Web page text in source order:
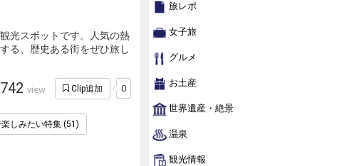
光スポットです。人気の熱
る、歴史ある街をぜひ旅し
view Clip追加 0
しみたい特集 (51)
旅レポ
女子旅
グルメ
お土産
世界遺産・絶景
温泉
観光情報